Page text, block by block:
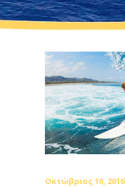
Οκτώβριος 10, 2016